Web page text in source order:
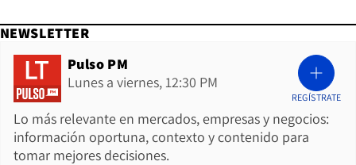
NEWSLETTER
Pulso PM
Lunes a viernes, 12:30 PM
Lo más relevante en mercados, empresas y negocios:
información oportuna, contexto y contenido para
tomar mejores decisiones.
REGÍSTRATE